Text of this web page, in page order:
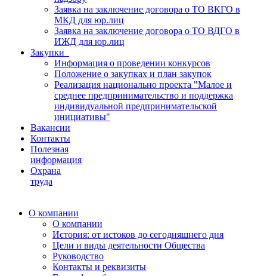
Заявка на заключение договора о ТО ВКГО в
МКД для юр.лиц
Заявка на заключение договора о ТО ВДГО в
ИЖД для юр.лиц
Закупки
Информация о проведении конкурсов
Положение о закупках и план закупок
Реализация национально проекта "Малое и
среднее предпринимательство и поддержка
индивидуальной предпринимательской
инициативы"
Вакансии
Контакты
Полезная
информация
Охрана
труда
О компании
О компании
История: от истоков до сегодняшнего дня
Цели и виды деятельности Общества
Руководство
Контакты и реквизиты